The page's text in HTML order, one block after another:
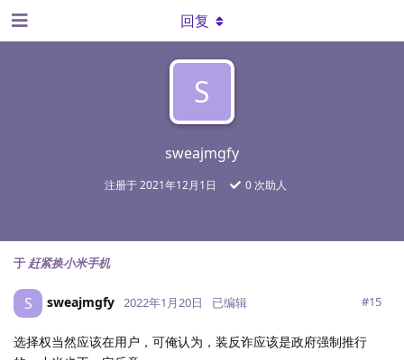
S
sweajmgfy
注册于2021年12月1日 0次助人
回复
于 赶紧换小米手机
S sweajmgfy 2022年1月20日 已编辑 #15
选择权当然应该在用户，可俺认为，装反诈应该是政府强制推行